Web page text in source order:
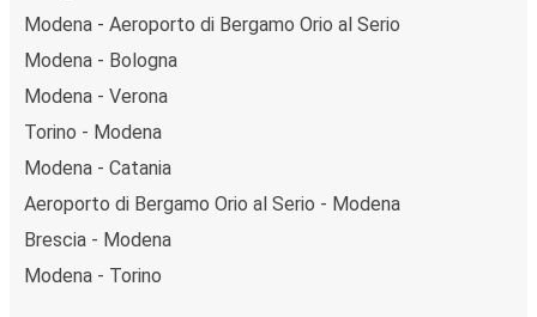
Modena - Aeroporto di Bergamo Orio al Serio
Modena - Bologna
Modena - Verona
Torino - Modena
Modena - Catania
Aeroporto di Bergamo Orio al Serio - Modena
Brescia - Modena
Modena - Torino